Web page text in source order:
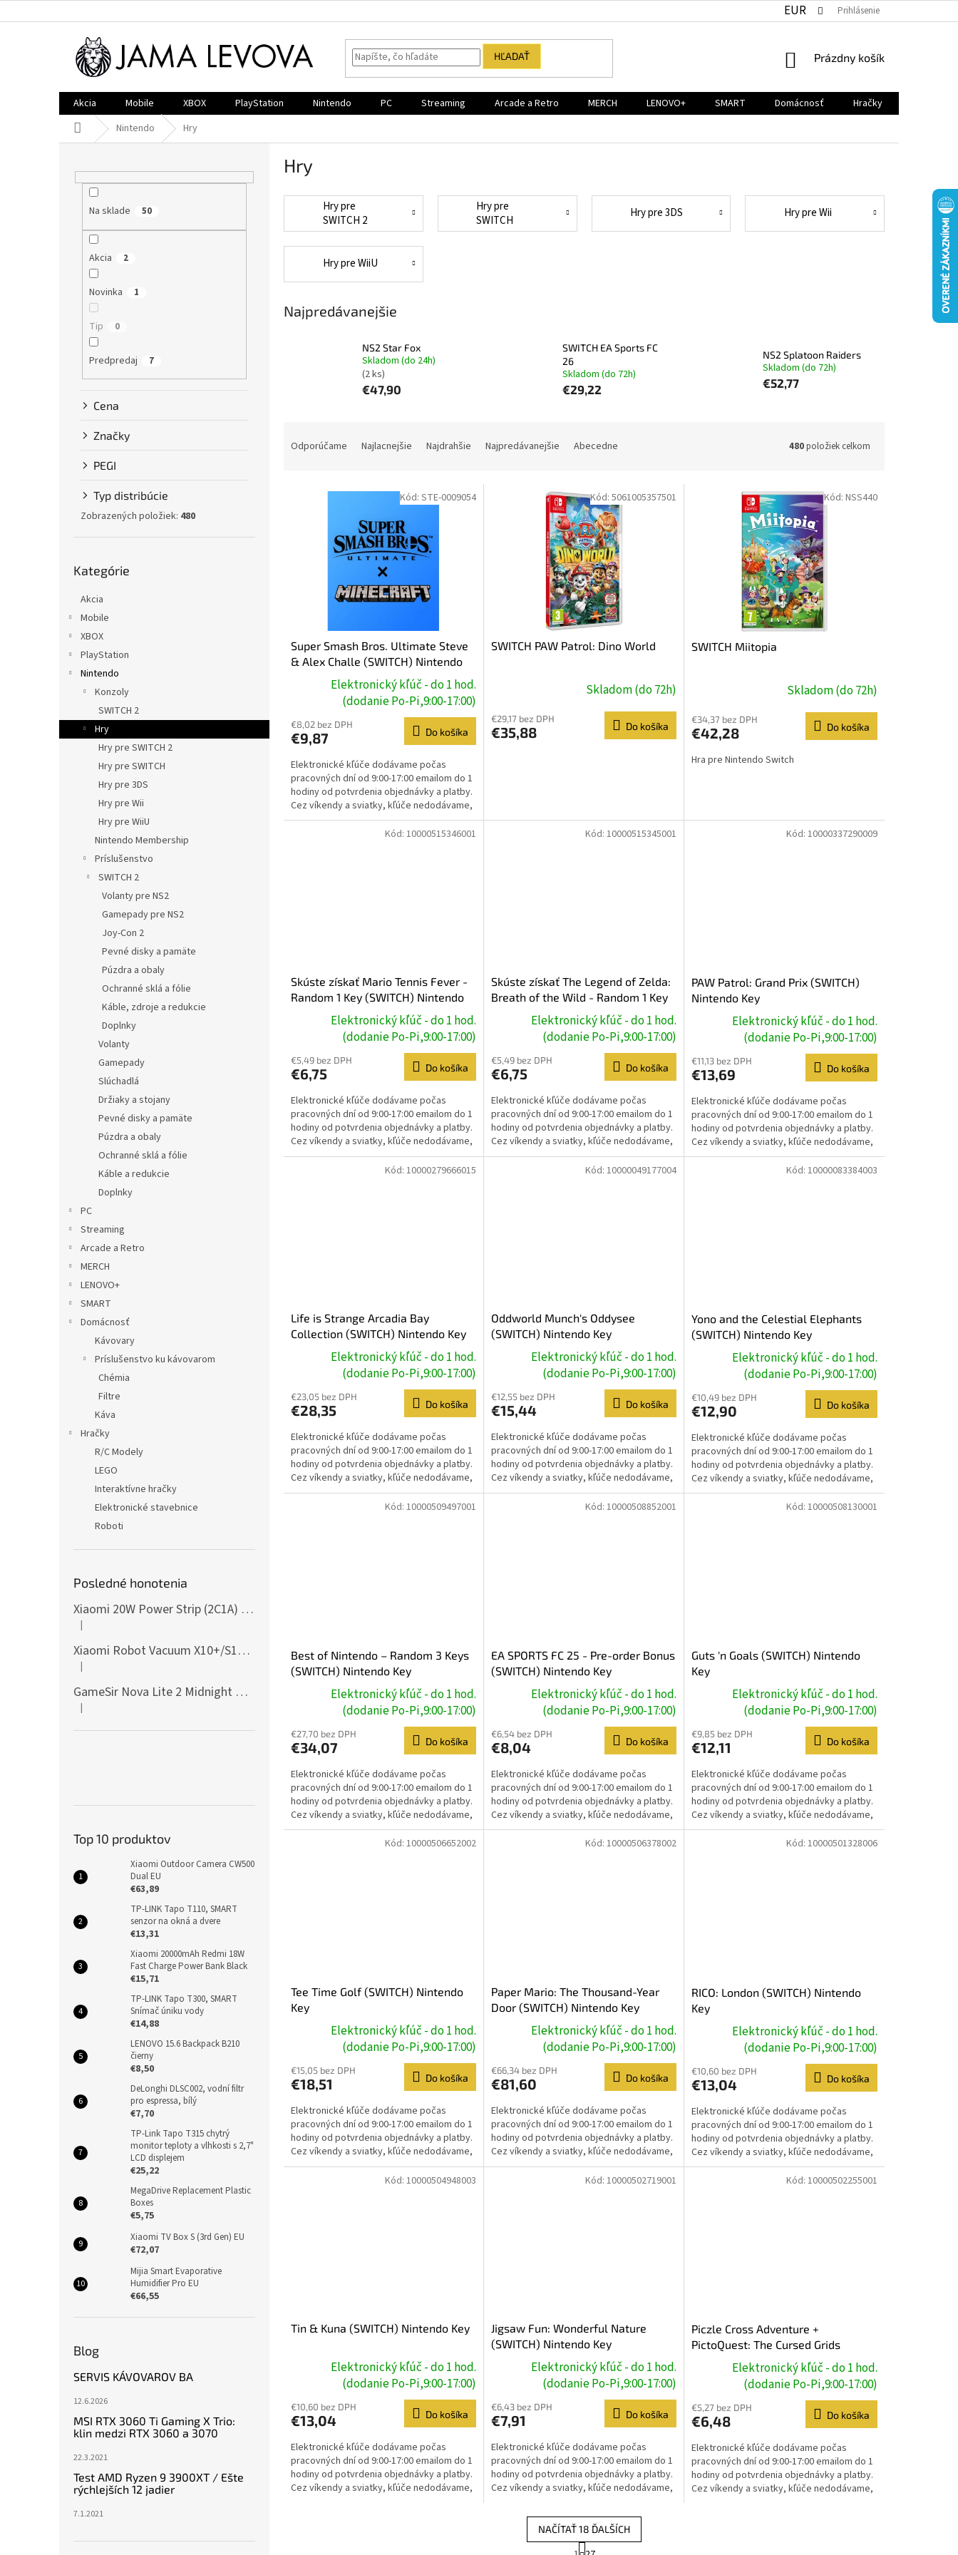
na
EUR Prihlásenie
HĽADAŤ
NÁKUPNÝ
Prázdny košík
Akcia Mobile XBOX PlayStation Nintendo PC Streaming Arcade a Retro MERCH LENOVO+ SMART Domácnosť
Hračky
DomovNintendo Hry
Na sklade 50
Akcia 2
Novinka 1
Tip 0
Predpredaj 7
Cena
Značky
PEGI
Typ distribúcie
Zobrazených položiek: 480
kategórie
Kategórie
Akcia
Mobile
XBOX
PlayStation
Nintendo
Konzoly
SWITCH 2
Hry
Hry pre SWITCH 2
Hry pre SWITCH
Hry pre 3DS
Hry pre Wii
Hry pre WiiU
Nintendo Membership
Príslušenstvo
SWITCH 2
Volanty pre NS2
Gamepady pre NS2
Joy-Con 2
Pevné disky a pamäte
Púzdra a obaly
Ochranné sklá a fólie
Káble, zdroje a redukcie
Doplnky
Volanty
Gamepady
Slúchadlá
Držiaky a stojany
Pevné disky a pamäte
Púzdra a obaly
Ochranné sklá a fólie
Káble a redukcie
Doplnky
PC
Streaming
Arcade a Retro
MERCH
LENOVO+
SMART
Domácnosť
Kávovary
Príslušenstvo ku kávovarom
Chémia
Filtre
Káva
Hračky
R/C Modely
LEGO
Interaktívne hračky
Elektronické stavebnice
Roboti
Posledné honotenia
Xiaomi 20W Power Strip (2C1A) EU
Hodnotenie produktu je 5 z 5 hviezdičiek.
|
Xiaomi Robot Vacuum X10+/S10+/X10/X20+ Side Brush
Hodnotenie produktu je 5 z 5 hviezdičiek.
|
GameSir Nova Lite 2 Midnight Gray
Hodnotenie produktu je 5 z 5 hviezdičiek.
|
Top 10 produktov
Xiaomi Outdoor Camera CW500
Dual EU
€63,89
TP-LINK Tapo T110, SMART
senzor na okná a dvere
€13,31
Xiaomi 20000mAh Redmi 18W
Fast Charge Power Bank Black
€15,71
TP-LINK Tapo T300, SMART
Snímač úniku vody
€14,88
LENOVO 15.6 Backpack B210
čierny
€8,50
DeLonghi DLSC002, vodní filtr
pro espressa, bílý
€7,70
TP-Link Tapo T315 chytrý
monitor teploty a vlhkosti s 2,7"
LCD displejem
€25,22
MegaDrive Replacement Plastic
Boxes
€5,75
Xiaomi TV Box S (3rd Gen) EU
€72,07
Mijia Smart Evaporative
Humidifier Pro EU
€66,55
Blog
SERVIS KÁVOVAROV BA
12.6.2026
MSI RTX 3060 Ti Gaming X Trio:
klin medzi RTX 3060 a 3070
22.3.2021
Test AMD Ryzen 9 3900XT / Ešte
rýchlejších 12 jadier
7.1.2021
Hry
Hry pre
SWITCH 2
Hry pre
SWITCH
Hry pre 3DS Hry pre Wii
Hry pre WiiU
Najpredávanejšie
NS2 Star Fox
Skladom (do 24h)
(2 ks)
€47,90
SWITCH EA Sports FC
26
Skladom (do 72h)
€29,22
NS2 Splatoon Raiders
Skladom (do 72h)
€52,77
Odporúčame Najlacnejšie Najdrahšie Najpredávanejšie Abecedne 480položiek celkom
Super Smash Bros. Ultimate Steve
& Alex Challe (SWITCH) Nintendo
Elektronický kľúč - do 1 hod.
(dodanie Po-Pi,9:00-17:00)
€8,02 bez DPH
€9,87 Do košíka
Elektronické kľúče dodávame počas
pracovných dní od 9:00-17:00 emailom do 1
hodiny od potvrdenia objednávky a platby.
Cez víkendy a sviatky, kľúče nedodávame,
dodanie prebehne...
Kód: STE-0009054
SWITCH PAW Patrol: Dino World
Skladom (do 72h)
€29,17 bez DPH
€35,88 Do košíka
Kód: 5061005357501
SWITCH Miitopia
Skladom (do 72h)
€34,37 bez DPH
€42,28 Do košíka
Hra pre Nintendo Switch
Kód: NSS440
Skúste získať Mario Tennis Fever -
Random 1 Key (SWITCH) Nintendo
Elektronický kľúč - do 1 hod.
(dodanie Po-Pi,9:00-17:00)
€5,49 bez DPH
€6,75 Do košíka
Elektronické kľúče dodávame počas
pracovných dní od 9:00-17:00 emailom do 1
hodiny od potvrdenia objednávky a platby.
Cez víkendy a sviatky, kľúče nedodávame,
dodanie prebehne...
Kód: 10000515346001
Skúste získať The Legend of Zelda:
Breath of the Wild - Random 1 Key
(SWITCH) Nintendo Key
Elektronický kľúč - do 1 hod.
(dodanie Po-Pi,9:00-17:00)
€5,49 bez DPH
€6,75 Do košíka
Elektronické kľúče dodávame počas
pracovných dní od 9:00-17:00 emailom do 1
hodiny od potvrdenia objednávky a platby.
Cez víkendy a sviatky, kľúče nedodávame,
dodanie prebehne...
Kód: 10000515345001
PAW Patrol: Grand Prix (SWITCH)
Nintendo Key
Elektronický kľúč - do 1 hod.
(dodanie Po-Pi,9:00-17:00)
€11,13 bez DPH
€13,69 Do košíka
Elektronické kľúče dodávame počas
pracovných dní od 9:00-17:00 emailom do 1
hodiny od potvrdenia objednávky a platby.
Cez víkendy a sviatky, kľúče nedodávame,
dodanie prebehne...
Kód: 10000337290009
Life is Strange Arcadia Bay
Collection (SWITCH) Nintendo Key
Elektronický kľúč - do 1 hod.
(dodanie Po-Pi,9:00-17:00)
€23,05 bez DPH
€28,35 Do košíka
Elektronické kľúče dodávame počas
pracovných dní od 9:00-17:00 emailom do 1
hodiny od potvrdenia objednávky a platby.
Cez víkendy a sviatky, kľúče nedodávame,
dodanie prebehne...
Kód: 10000279666015
Oddworld Munch's Oddysee
(SWITCH) Nintendo Key
Elektronický kľúč - do 1 hod.
(dodanie Po-Pi,9:00-17:00)
€12,55 bez DPH
€15,44 Do košíka
Elektronické kľúče dodávame počas
pracovných dní od 9:00-17:00 emailom do 1
hodiny od potvrdenia objednávky a platby.
Cez víkendy a sviatky, kľúče nedodávame,
dodanie prebehne...
Kód: 10000049177004
Yono and the Celestial Elephants
(SWITCH) Nintendo Key
Elektronický kľúč - do 1 hod.
(dodanie Po-Pi,9:00-17:00)
€10,49 bez DPH
€12,90 Do košíka
Elektronické kľúče dodávame počas
pracovných dní od 9:00-17:00 emailom do 1
hodiny od potvrdenia objednávky a platby.
Cez víkendy a sviatky, kľúče nedodávame,
dodanie prebehne...
Kód: 10000083384003
Best of Nintendo – Random 3 Keys
(SWITCH) Nintendo Key
Elektronický kľúč - do 1 hod.
(dodanie Po-Pi,9:00-17:00)
€27,70 bez DPH
€34,07 Do košíka
Elektronické kľúče dodávame počas
pracovných dní od 9:00-17:00 emailom do 1
hodiny od potvrdenia objednávky a platby.
Cez víkendy a sviatky, kľúče nedodávame,
dodanie prebehne...
Kód: 10000509497001
EA SPORTS FC 25 - Pre-order Bonus
(SWITCH) Nintendo Key
Elektronický kľúč - do 1 hod.
(dodanie Po-Pi,9:00-17:00)
€6,54 bez DPH
€8,04 Do košíka
Elektronické kľúče dodávame počas
pracovných dní od 9:00-17:00 emailom do 1
hodiny od potvrdenia objednávky a platby.
Cez víkendy a sviatky, kľúče nedodávame,
dodanie prebehne...
Kód: 10000508852001
Guts 'n Goals (SWITCH) Nintendo
Key
Elektronický kľúč - do 1 hod.
(dodanie Po-Pi,9:00-17:00)
€9,85 bez DPH
€12,11 Do košíka
Elektronické kľúče dodávame počas
pracovných dní od 9:00-17:00 emailom do 1
hodiny od potvrdenia objednávky a platby.
Cez víkendy a sviatky, kľúče nedodávame,
dodanie prebehne...
Kód: 10000508130001
Tee Time Golf (SWITCH) Nintendo
Key
Elektronický kľúč - do 1 hod.
(dodanie Po-Pi,9:00-17:00)
€15,05 bez DPH
€18,51 Do košíka
Elektronické kľúče dodávame počas
pracovných dní od 9:00-17:00 emailom do 1
hodiny od potvrdenia objednávky a platby.
Cez víkendy a sviatky, kľúče nedodávame,
dodanie prebehne...
Kód: 10000506652002
Paper Mario: The Thousand-Year
Door (SWITCH) Nintendo Key
Elektronický kľúč - do 1 hod.
(dodanie Po-Pi,9:00-17:00)
€66,34 bez DPH
€81,60 Do košíka
Elektronické kľúče dodávame počas
pracovných dní od 9:00-17:00 emailom do 1
hodiny od potvrdenia objednávky a platby.
Cez víkendy a sviatky, kľúče nedodávame,
dodanie prebehne...
Kód: 10000506378002
RICO: London (SWITCH) Nintendo
Key
Elektronický kľúč - do 1 hod.
(dodanie Po-Pi,9:00-17:00)
€10,60 bez DPH
€13,04 Do košíka
Elektronické kľúče dodávame počas
pracovných dní od 9:00-17:00 emailom do 1
hodiny od potvrdenia objednávky a platby.
Cez víkendy a sviatky, kľúče nedodávame,
dodanie prebehne...
Kód: 10000501328006
Tin & Kuna (SWITCH) Nintendo Key
Elektronický kľúč - do 1 hod.
(dodanie Po-Pi,9:00-17:00)
€10,60 bez DPH
€13,04 Do košíka
Elektronické kľúče dodávame počas
pracovných dní od 9:00-17:00 emailom do 1
hodiny od potvrdenia objednávky a platby.
Cez víkendy a sviatky, kľúče nedodávame,
Kód: 10000504948003
Jigsaw Fun: Wonderful Nature
(SWITCH) Nintendo Key
Elektronický kľúč - do 1 hod.
(dodanie Po-Pi,9:00-17:00)
€6,43 bez DPH
€7,91 Do košíka
Elektronické kľúče dodávame počas
pracovných dní od 9:00-17:00 emailom do 1
hodiny od potvrdenia objednávky a platby.
Cez víkendy a sviatky, kľúče nedodávame,
Kód: 10000502719001
Piczle Cross Adventure +
PictoQuest: The Cursed Grids
(SWITCH) Nintendo Key
Elektronický kľúč - do 1 hod.
(dodanie Po-Pi,9:00-17:00)
€5,27 bez DPH
€6,48 Do košíka
Elektronické kľúče dodávame počas
pracovných dní od 9:00-17:00 emailom do 1
hodiny od potvrdenia objednávky a platby.
Cez víkendy a sviatky, kľúče nedodávame,
Kód: 10000502255001
NAČÍTAŤ 18 ĎALŠÍCH
S